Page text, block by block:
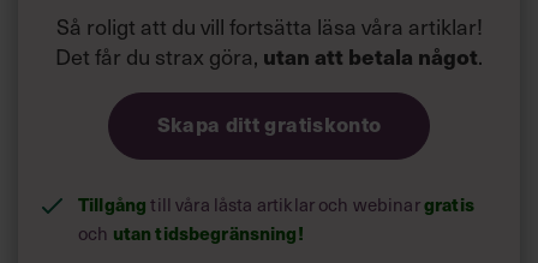
Så roligt att du vill fortsätta läsa våra artiklar!
Det får du strax göra, utan att betala något.
Skapa ditt gratiskonto
Tillgång till våra låsta artiklar och webinargratis
och utan tidsbegränsning!